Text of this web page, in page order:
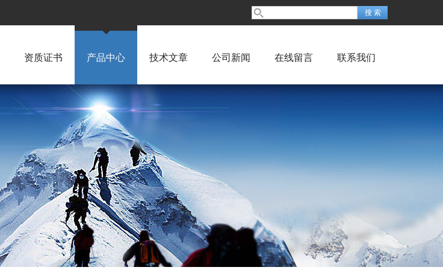
资质证书 产品中心 技术文章 公司新闻 在线留言 联系我们